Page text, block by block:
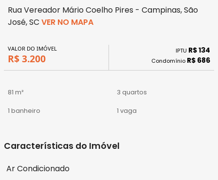
Rua Vereador Mário Coelho Pires - Campinas, São
José, SC VER NO MAPA
VALOR DO IMÓVEL
R$ 3.200
IPTU R$ 134
Condomínio R$ 686
81 m² 3 quartos
1 banheiro 1 vaga
Características do Imóvel
Ar Condicionado